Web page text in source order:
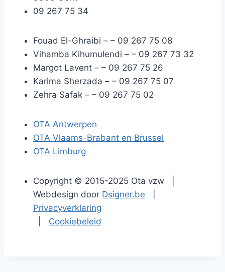
09 267 75 34
Fouad El-Ghraibi – – 09 267 75 08
Vihamba Kihumulendi – – 09 267 73 32
Margot Lavent – – 09 267 75 26
Karima Sherzada – – 09 267 75 07
Zehra Safak – – 09 267 75 02
OTA Antwerpen
OTA Vlaams-Brabant en Brussel
OTA Limburg
Copyright © 2015-2025 Ota vzw |
Webdesign door Dsigner.be
Privacyverklaring
Cookiebeleid